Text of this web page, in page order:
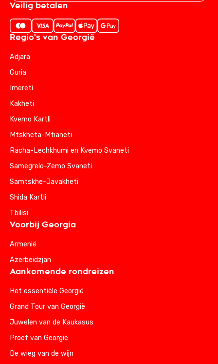
Veilig betalen
Regio's van Georgië
Adjara
Guria
Imereti
Kakheti
Kvemo Kartli
Mtskheta-Mtianeti
Racha-Lechkhumi en Kvemo Svaneti
Samegrelo-Zemo Svaneti
Samtskhe-Javakheti
Shida Kartli
Tbilisi
Voorbij Georgia
Armenië
Azerbeidzjan
Aankomende rondreizen
Het essentiële Georgië
Grand Tour van Georgië
Juwelen van de Kaukasus
Proef van Georgië
De wieg van de wijn